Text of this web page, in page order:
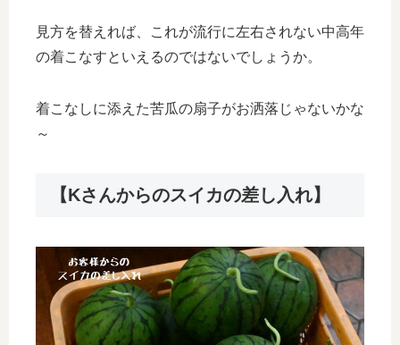
見方を替えれば、これが流行に左右されない中高年
の着こなすといえるのではないでしょうか。
着こなしに添えた苦瓜の扇子がお洒落じゃないかな
～
【Kさんからのスイカの差し入れ】